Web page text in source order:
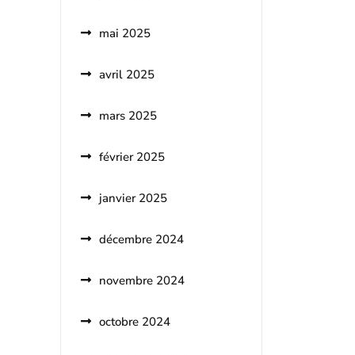
mai 2025
avril 2025
mars 2025
février 2025
janvier 2025
décembre 2024
novembre 2024
octobre 2024